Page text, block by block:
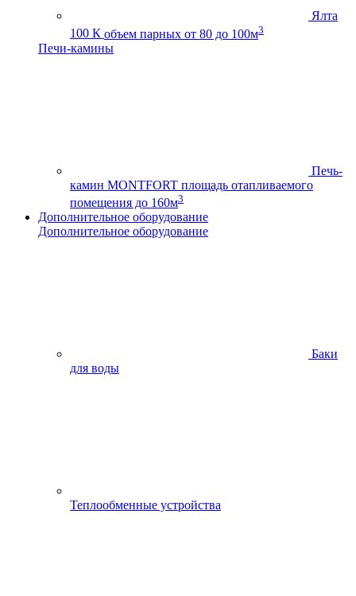
Ялта
100 К объем парных от 80 до 100м3
Печи-камины
Печь-
камин MONTFORT площадь отапливаемого
помещения до 160м3
Дополнительное оборудование
Дополнительное оборудование
Баки
для воды
Теплообменные устройства